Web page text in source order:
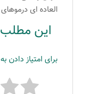
العاده ای
این
برای امتیاز دادن